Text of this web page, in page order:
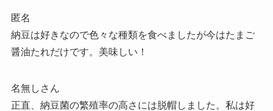
匿名
納豆は好きなので色々な種類を食べましたが今はたまご
醤油たれだけです。美味しい！
名無しさん
正直、納豆菌の繁殖率の高さには脱帽しました。私は好